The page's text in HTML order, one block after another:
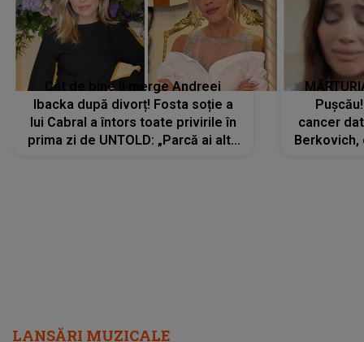
Cât de bine îi merge Andreei
Ibacka după divorț! Fosta soție a
lui Cabral a întors toate privirile în
prima zi de UNTOLD: „Parcă ai altă
cancer
Berkovich,
LANSĂRI MUZICALE